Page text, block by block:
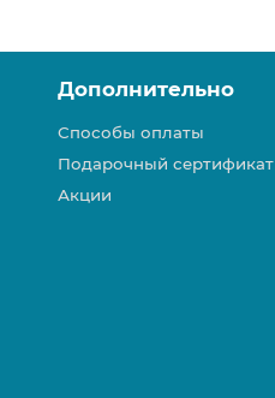
Дополнительно
Способы оплаты
Подарочный сертификат
Акции